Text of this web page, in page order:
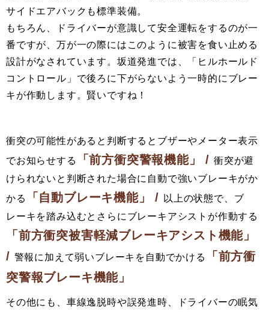
サイドエアバックも標準装備。
もちろん、ドライバーが意識して安全運転をするのが一
番ですが、万が一の際にはこのように被害を食い止める
設計がなされています。坂道発進では、「ヒルホールド
コントロール」で後ろに下がらないよう一時的にブレー
キが作動します。賢いですね！
衝突の可能性があると判断するとブザーやメーター表示
でお知らせする
「前方衝突警報機能」 /衝突が避
けられないと判断された場合に自動で強いブレーキがか
かる
「自動ブレーキ機能」 /
以上の状態で、ブ
レーキを踏み込むとさらにブレーキアシストが作動する
「前方衝突被害軽減ブレーキアシスト機能」
/ 警報に加えて弱いブレーキを自動でかける
「前方衝
突警報ブレーキ機能」
その他にも、車線逸脱時や誤発進時、ドライバーの眠気